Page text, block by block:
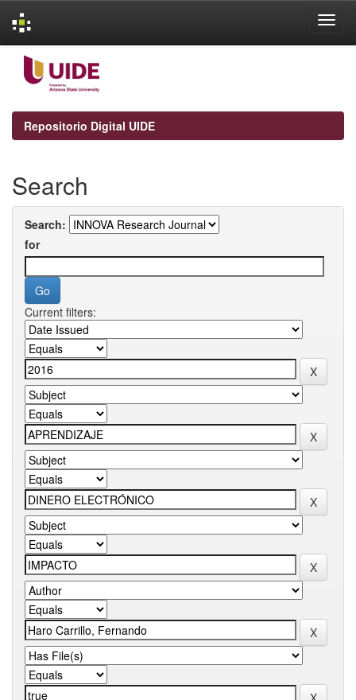
navigation
Repositorio Digital UIDE
Search
Search:
for
Current filters: